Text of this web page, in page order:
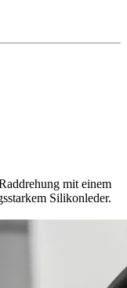
mit einem
Silikonleder.